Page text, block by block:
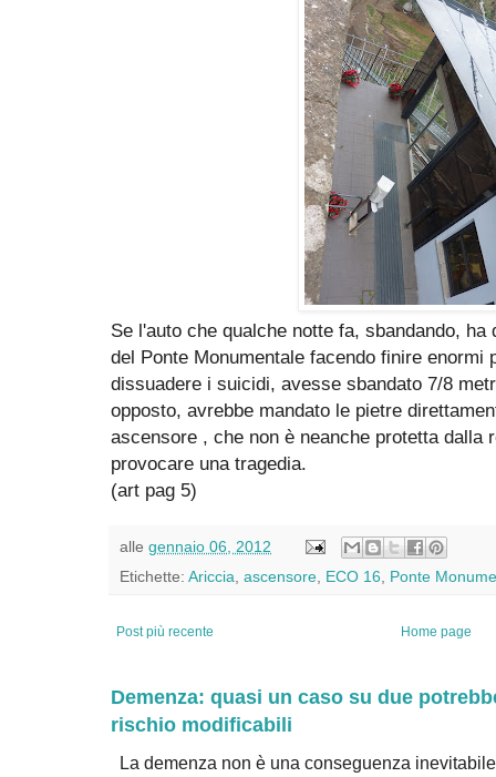
Se l'auto che qualche notte fa, sbandando,
del Ponte Monumentale facendo finire enormi
dissuadere i suicidi, avesse sbandato 7/8
opposto, avrebbe mandato le pietre
ascensore , che non è neanche protetta dalla
provocare una tragedia.
(art pag 5)
alle gennaio 06, 2012
Etichette: Ariccia ascensore ECO 16 Ponte
Post più recente Home page
Demenza: quasi un caso su due
rischio modificabili
La demenza non è una conseguenza